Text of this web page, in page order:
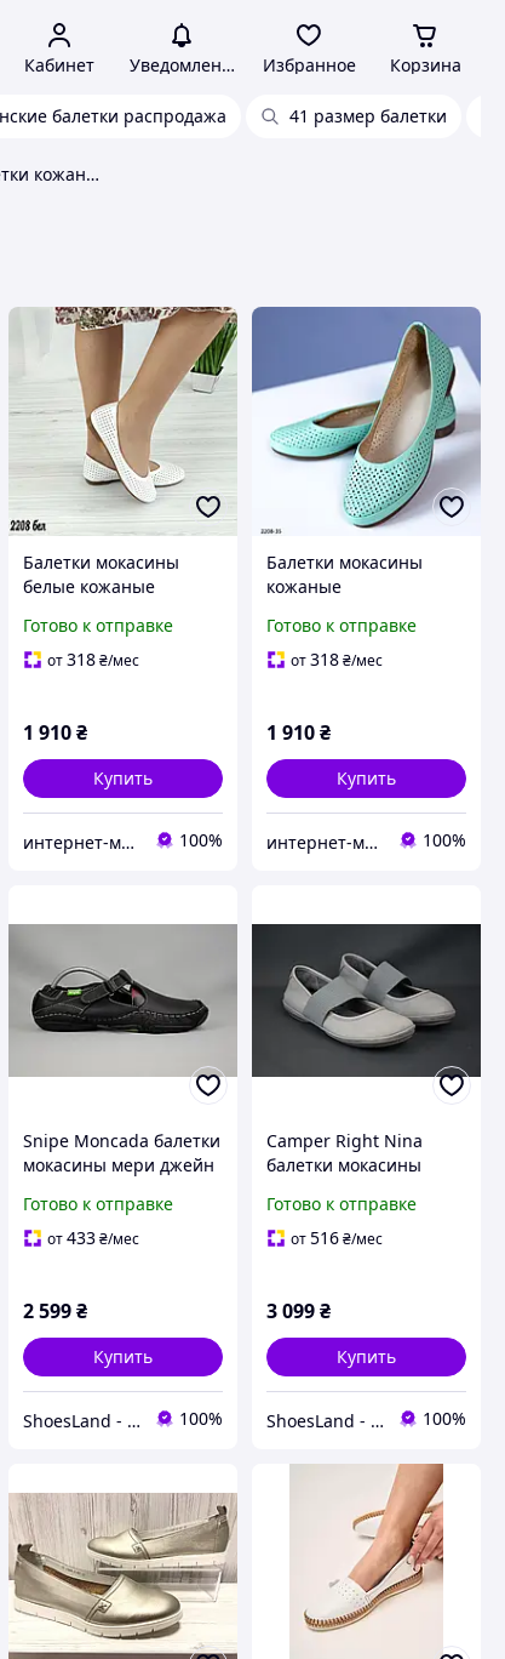
Кабинет Уведомления Избранное Корзина
балетки распродажа 41 размер балетки
Женские мокасины балетки кожаные
Балетки мокасины
белые кожаные
женские летние Кожа
перфорация Размеры
Готово к отправке
от318 ₴/мес
1 910 ₴
Купить
интернет-магазин "Николь" 100%
Балетки мокасины
кожаные
женские летние Кожа
перфорация Цвет
Готово к отправке
от318₴/мес
1 910₴
Купить
интернет-магазин "Николь" 100%
Snipe Moncada балетки
мокасины мери джейн
женские кожаные.
Португалия Оригинал
Готово к отправке
от433 ₴/мес
2 599 ₴
Купить
ShoesLand - Экономия и качество в каждом шаге 100%
Camper Right Nina
балетки мокасины
лодочки женские
кожаные. Испания
Готово к отправке
от516₴/мес
3 099₴
Купить
ShoesLand - Экономия и качество в каждом шаге 100%